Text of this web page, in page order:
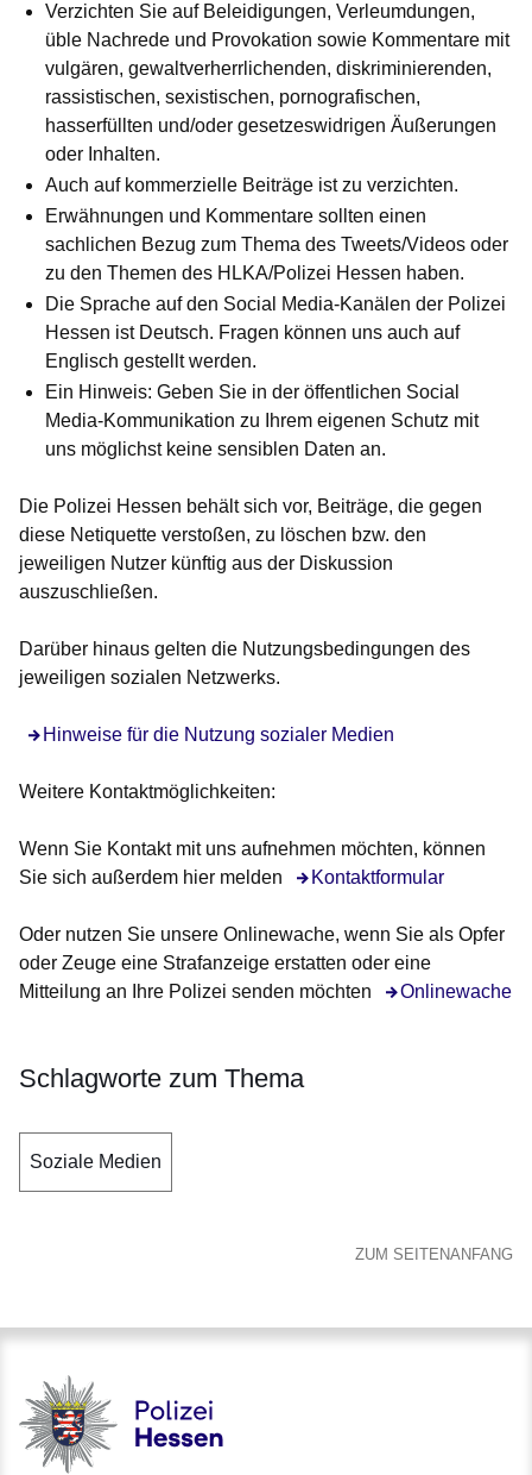
Verzichten Sie auf Beleidigungen, Verleumdungen,
üble Nachrede und Provokation sowie Kommentare mit
vulgären, gewaltverherrlichenden, diskriminierenden,
rassistischen, sexistischen, pornografischen,
hasserfüllten und/oder gesetzeswidrigen Äußerungen
oder Inhalten.
Auch auf kommerzielle Beiträge ist zu verzichten.
Erwähnungen und Kommentare sollten einen
sachlichen Bezug zum Thema des Tweets/Videos oder
zu den Themen des HLKA/Polizei Hessen haben.
Die Sprache auf den Social Media-Kanälen der Polizei
Hessen ist Deutsch. Fragen können uns auch auf
Englisch gestellt werden.
Ein Hinweis: Geben Sie in der öffentlichen Social
Media-Kommunikation zu Ihrem eigenen Schutz mit
uns möglichst keine sensiblen Daten an.
Die Polizei Hessen behält sich vor, Beiträge, die gegen
diese Netiquette verstoßen, zu löschen bzw. den
jeweiligen Nutzer künftig aus der Diskussion
auszuschließen.
Darüber hinaus gelten die Nutzungsbedingungen des
jeweiligen sozialen Netzwerks.
Hinweise für die Nutzung sozialer Medien
Weitere Kontaktmöglichkeiten:
Wenn Sie Kontakt mit uns aufnehmen möchten, können
Sie sich außerdem hier melden
Kontaktformular
Oder nutzen Sie unsere Onlinewache, wenn Sie als Opfer
oder Zeuge eine Strafanzeige erstatten oder eine
Mitteilung an Ihre Polizei senden möchten
Onlinewache
Schlagworte zum Thema
Soziale Medien
ZUM SEITENANFANG
Polizei - Polizei.hessen.de